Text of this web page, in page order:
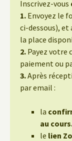
Inscrivez-vous
1. Envoyez le
ci-dessous),
la place
2. Payez votre
paiement ou
3.Après
par email :
la
au
le lien